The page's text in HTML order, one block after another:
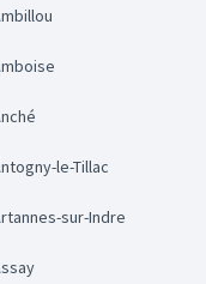
Ambillou
Amboise
Anché
Antogny-le-Tillac
Artannes-sur-Indre
Assay